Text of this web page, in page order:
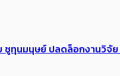
ทุนมนุษย์ ปลดล็อกงานวิจั